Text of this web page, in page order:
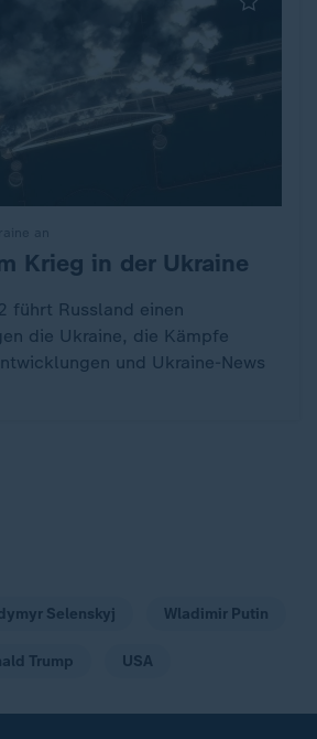
Krieg in der Ukraine
führt Russland einen
die Ukraine, die Kämpfe
und Ukraine-News
Selenskyj Wladimir Putin
Trump USA